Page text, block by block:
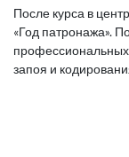
После курса в
«Год патронажа».
профессиональных
запоя и